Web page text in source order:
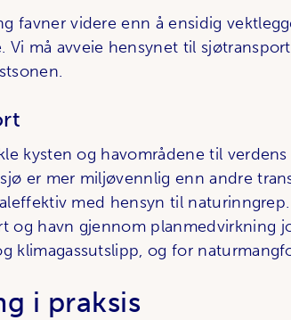
favner videre enn å ensidig
Vi må avveie hensynet til
kysten og havområdene til verdens
er mer miljøvennlig enn andre
med hensyn til naturinngrep.
og havn gjennom planmedvirkning
klimagassutslipp, og for
i praksis